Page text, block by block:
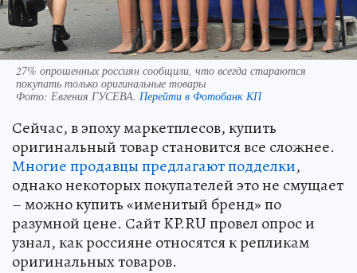
27% опрошенных россиян сообщили, что всегда стараются
покупать только оригинальные товары
Фото: Евгения ГУСЕВА. Перейти в Фотобанк КП
Сейчас, в эпоху маркетплесов, купить
оригинальный товар становится все сложнее.
Многие продавцы предлагают подделки,
однако некоторых покупателей это не смущает
– можно купить «именитый бренд» по
разумной цене. Сайт KP.RU провел опрос и
узнал, как россияне относятся к репликам
оригинальных товаров.